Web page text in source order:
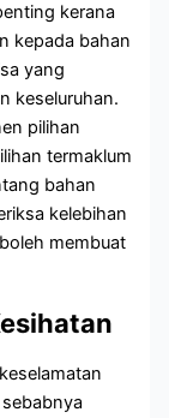
kerana
kepada bahan
yang
keseluruhan.
pilihan
termaklum
bahan
kelebihan
membuat